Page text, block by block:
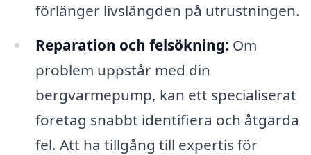
förlänger livslängden på utrustningen.
Reparation och felsökning: Om
problem uppstår med din
bergvärmepump, kan ett specialiserat
företag snabbt identifiera och åtgärda
fel. Att ha tillgång till expertis för